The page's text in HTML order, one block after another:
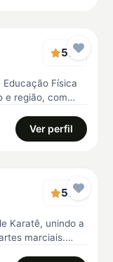
5(1)
Educação Física
e região, com
Ver perfil
5(1)
Karatê, unindo a
marciais.